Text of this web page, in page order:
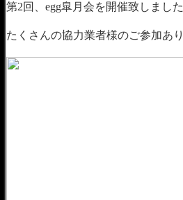
第2回、egg皐月会を開催致しました
たくさんの協力業者様のご参加あ